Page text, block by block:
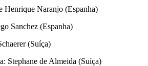
Henrique Naranjo (Espanha)
Sanchez (Espanha)
(Suíça)
Stephane de Almeida (Suíça)